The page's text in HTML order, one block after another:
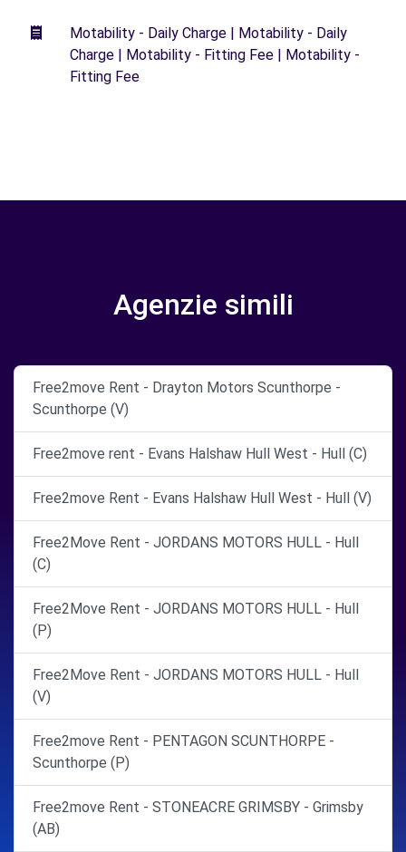
Motability - Daily Charge | Motability - Daily
Charge | Motability - Fitting Fee | Motability -
Fitting Fee
Agenzie simili
Free2move Rent - Drayton Motors Scunthorpe -
Scunthorpe (V)
Free2move rent - Evans Halshaw Hull West - Hull (C)
Free2move Rent - Evans Halshaw Hull West - Hull (V)
Free2Move Rent - JORDANS MOTORS HULL - Hull
(C)
Free2Move Rent - JORDANS MOTORS HULL - Hull
(P)
Free2Move Rent - JORDANS MOTORS HULL - Hull
(V)
Free2move Rent - PENTAGON SCUNTHORPE -
Scunthorpe (P)
Free2move Rent - STONEACRE GRIMSBY - Grimsby
(AB)